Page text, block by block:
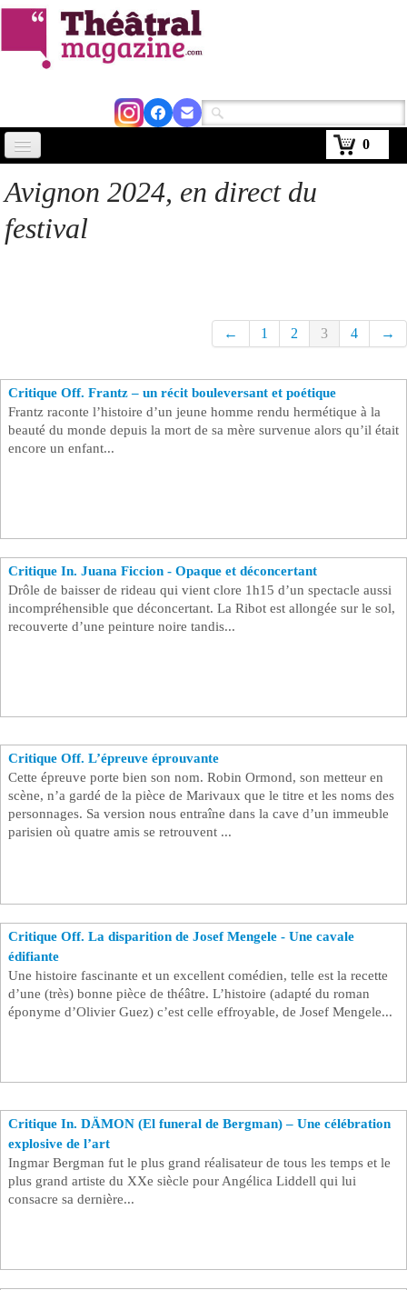
0
Actus
Abonnement▼
Se connecter
Avignon 2024, en direct du
festival
← 1 2 3 4 →
Critique Off. Frantz – un récit bouleversant et poétique
Frantz raconte l’histoire d’un jeune homme rendu hermétique à la
beauté du monde depuis la mort de sa mère survenue alors qu’il était
encore un enfant...
Critique In. Juana Ficcion - Opaque et déconcertant
Drôle de baisser de rideau qui vient clore 1h15 d’un spectacle aussi
incompréhensible que déconcertant. La Ribot est allongée sur le sol,
recouverte d’une peinture noire tandis...
Critique Off. L’épreuve éprouvante
Cette épreuve porte bien son nom. Robin Ormond, son metteur en
scène, n’a gardé de la pièce de Marivaux que le titre et les noms des
personnages. Sa version nous entraîne dans la cave d’un immeuble
parisien où quatre amis se retrouvent ...
Critique Off. La disparition de Josef Mengele - Une cavale
édifiante
Une histoire fascinante et un excellent comédien, telle est la recette
d’une (très) bonne pièce de théâtre. L’histoire (adapté du roman
éponyme d’Olivier Guez) c’est celle effroyable, de Josef Mengele...
Critique In. DÄMON (El funeral de Bergman) – Une célébration
explosive de l’art
Ingmar Bergman fut le plus grand réalisateur de tous les temps et le
plus grand artiste du XXe siècle pour Angélica Liddell qui lui
consacre sa dernière...